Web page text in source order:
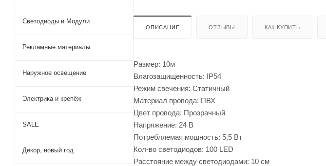
ОПИСАНИЕ ОТЗЫВЫ КАК КУПИТЬ
Размер: 10м
Влагозащищенность: IP54
Режим свечения: Статичный
Материал провода: ПВХ
Цвет провода: Прозрачный
Напряжение: 24 В
Потребляемая мощность: 5,5 Вт
Кол-во светодиодов: 100 LED
Расстояние между светодиодами: 10 см
Светодиоды и Модули
Рекламные материалы
Наружное освещение
Электрика и крепёж
SALE
Декор, новый год